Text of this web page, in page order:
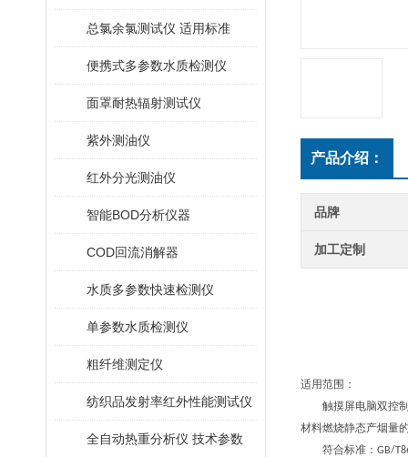
总氯余氯测试仪 适用标准
便携式多参数水质检测仪
面罩耐热辐射测试仪
紫外测油仪
红外分光测油仪
智能BOD分析仪器
COD回流消解器
水质多参数快速检测仪
单参数水质检测仪
粗纤维测定仪
纺织品发射率红外性能测试仪
全自动热重分析仪 技术参数
产品介绍：
品牌
加工定制
适用范围：
触摸屏电脑双控制
材料燃烧静态产烟量
符合标准：GB/